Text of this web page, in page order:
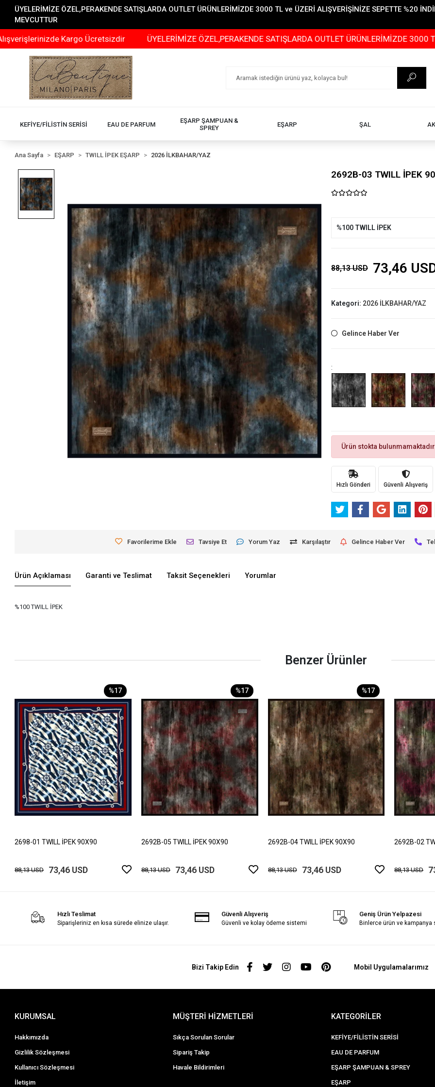
ÜYELERİMİZE ÖZEL,PERAKENDE SATIŞLARDA OUTLET ÜRÜNLERİMİZDE 3000 TL ve ÜZERİ ALIŞVERİŞİNİZE SEPETTE %20
MEVCUTTUR
Kargo Ücretsizdir ÜYELERİMİZE ÖZEL,PERAKENDE SATIŞLARDA OUTLET ÜRÜNLERİMİZDE 3000 TL ve
KEFİYE/FİLİSTİN SERİSİ EAU DE PARFUM
EŞARP ŞAMPUAN &
SPREY
EŞARP ŞAL
Ana Sayfa EŞARP TWILL İPEK EŞARP 2026 İLKBAHAR/YAZ
2692B-03 TWILL İPEK
%100 TWILL İPEK
88,13 USD 73,46
Kategori: 2026 İLKBAHAR/YAZ
Gelince Haber Ver
:
Ürün stokta bulunmamaktadır.
Hızlı Gönderi Güvenli Alışveriş
Favorilerime Ekle Tavsiye Et Yorum Yaz Karşılaştır Gelince Haber Ver
Ürün Açıklaması Garanti ve Teslimat Taksit Seçenekleri Yorumlar
%100 TWILL İPEK
Benzer Ürünler
%17
2698-01 TWILL İPEK 90X90
88,13 USD 73,46 USD
%17
2692B-05 TWILL İPEK 90X90
88,13 USD 73,46 USD
%17
2692B-04 TWILL İPEK 90X90
88,13 USD 73,46 USD
2692B-02
88,13 USD
Hızlı Teslimat
Siparişleriniz en kısa sürede elinize ulaşır.
Güvenli Alışveriş
Güvenli ve kolay ödeme sistemi
Geniş Ürün Yelpazesi
Binlerce ürün ve kampanya
Bizi Takip Edin Mobil Uygulamalarımız
KURUMSAL
Hakkımızda
Gizlilik Sözleşmesi
Kullanıcı Sözleşmesi
İletişim
MÜŞTERİ HİZMETLERİ
Sıkça Sorulan Sorular
Sipariş Takip
Havale Bildirimleri
KATEGORİLER
KEFİYE/FİLİSTİN SERİSİ
EAU DE PARFUM
EŞARP ŞAMPUAN & SPREY
EŞARP